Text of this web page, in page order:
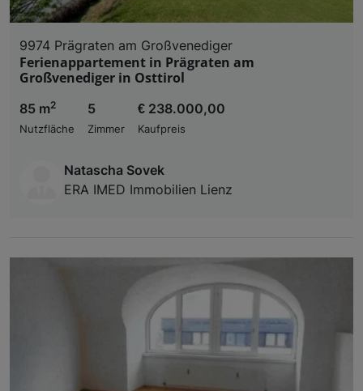
9974 Prägraten am Großvenediger
Ferienappartement in Prägraten am
Großvenediger in Osttirol
85 m2
Nutzfläche
5
Zimmer
€ 238.000,00
Kaufpreis
Natascha Sovek
ERA IMED Immobilien Lienz